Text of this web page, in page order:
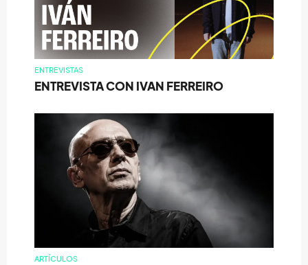
ENTREVISTAS
ENTREVISTA CON IVAN FERREIRO
ARTÍCULOS